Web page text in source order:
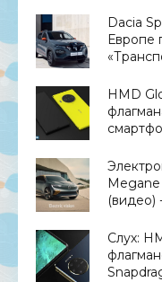
Dacia
Европе
HMD
(видео)
Слух: